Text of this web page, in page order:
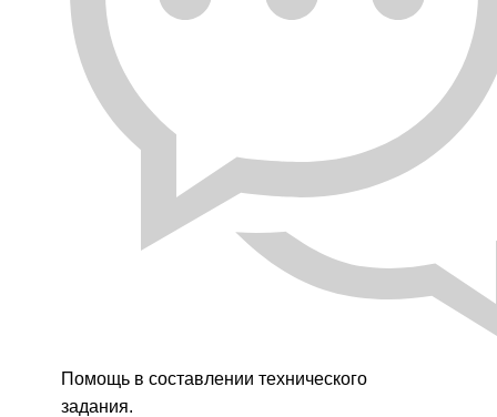
Помощь в составлении технического
задания.